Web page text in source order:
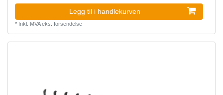
Legg til i handlekurven
* Inkl. MVAeks. forsendelse